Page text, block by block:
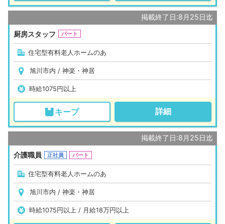
掲載終了日:8月25日迄
厨房スタッフ
パート
住宅型有料老人ホームのあ
旭川市内 / 神楽・神居
時給1075円以上
キープ 詳細
掲載終了日:8月25日迄
介護職員
正社員 パート
住宅型有料老人ホームのあ
旭川市内 / 神楽・神居
時給1075円以上 / 月給18万円以上